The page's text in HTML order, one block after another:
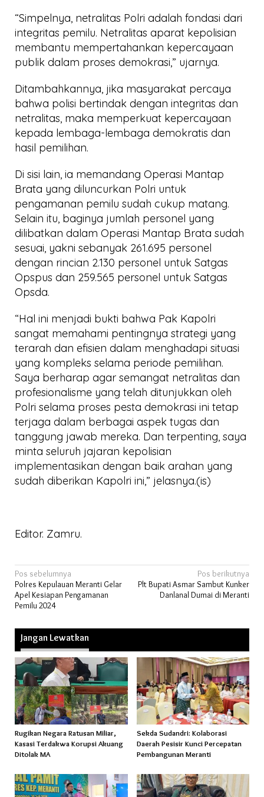
“Simpelnya, netralitas Polri adalah fondasi dari
integritas pemilu. Netralitas aparat kepolisian
membantu mempertahankan kepercayaan
publik dalam proses demokrasi,” ujarnya.
Ditambahkannya, jika masyarakat percaya
bahwa polisi bertindak dengan integritas dan
netralitas, maka memperkuat kepercayaan
kepada lembaga-lembaga demokratis dan
hasil pemilihan.
Di sisi lain, ia memandang Operasi Mantap
Brata yang diluncurkan Polri untuk
pengamanan pemilu sudah cukup matang.
Selain itu, baginya jumlah personel yang
dilibatkan dalam Operasi Mantap Brata sudah
sesuai, yakni sebanyak 261.695 personel
dengan rincian 2.130 personel untuk Satgas
Opspus dan 259.565 personel untuk Satgas
Opsda.
“Hal ini menjadi bukti bahwa Pak Kapolri
sangat memahami pentingnya strategi yang
terarah dan efisien dalam menghadapi situasi
yang kompleks selama periode pemilihan.
Saya berharap agar semangat netralitas dan
profesionalisme yang telah ditunjukkan oleh
Polri selama proses pesta demokrasi ini tetap
terjaga dalam berbagai aspek tugas dan
tanggung jawab mereka. Dan terpenting, saya
minta seluruh jajaran kepolisian
implementasikan dengan baik arahan yang
sudah diberikan Kapolri ini,” jelasnya.(is)
Editor. Zamru.
Navigasi
pos
Pos sebelumnya
Polres Kepulauan Meranti Gelar
Apel Kesiapan Pengamanan
Pemilu 2024
Pos berikutnya
Plt Bupati Asmar Sambut Kunker
Danlanal Dumai di Meranti
Jangan Lewatkan
Rugikan Negara Ratusan Miliar,
Kasasi Terdakwa Korupsi Akuang
Ditolak MA
Sekda Sudandri: Kolaborasi
Daerah Pesisir Kunci Percepatan
Pembangunan Meranti